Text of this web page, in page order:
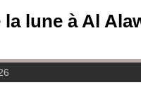
la lune à Al